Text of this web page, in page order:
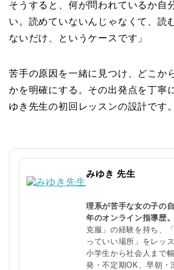
そうすると、何が問われているか自
い。読めていないんじゃなくて、読
ないだけ、というケースです」
苦手の原因を一緒に見つけ、どこか
かを明確にする。その出発点を丁寧
ゆき先生の初回レッスンの設計です。
みゆき 先生
理系が苦手な女の子の
年のオンライン指導歴。
克服」の経験を持ち、
っていい場所」をレッ
小学生から社会人まで
発・不定期OK、早朝・